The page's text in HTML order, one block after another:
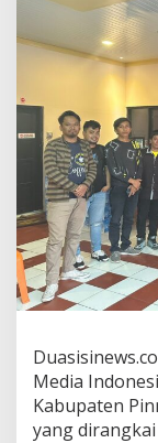
Media
Kabupaten
yang